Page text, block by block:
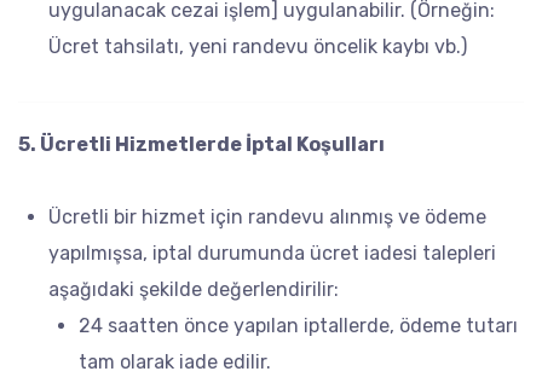
uygulanacak cezai işlem] uygulanabilir. (Örneğin:
Ücret tahsilatı, yeni randevu öncelik kaybı vb.)
5. Ücretli Hizmetlerde İptal Koşulları
Ücretli bir hizmet için randevu alınmış ve ödeme
yapılmışsa, iptal durumunda ücret iadesi talepleri
aşağıdaki şekilde değerlendirilir:
24 saatten önce yapılan iptallerde, ödeme tutarı
tam olarak iade edilir.